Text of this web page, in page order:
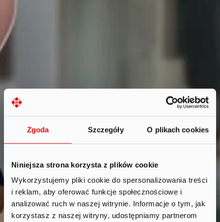
Zgoda Szczegóły O plikach cookies
Niniejsza strona korzysta z plików cookie
Wykorzystujemy pliki cookie do spersonalizowania treści
i reklam, aby oferować funkcje społecznościowe i
analizować ruch w naszej witrynie. Informacje o tym, jak
korzystasz z naszej witryny, udostępniamy partnerom
Reports.